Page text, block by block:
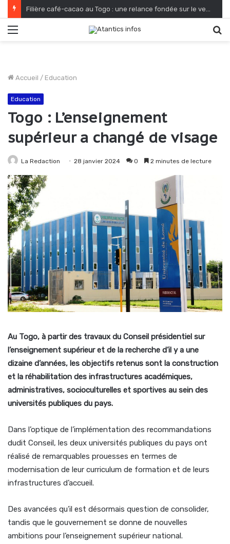
Filière café-cacao au Togo : une relance fondée sur le verdissement et la qualité
Accueil / Education
Education
Togo : L’enseignement
supérieur a changé de visage
La Redaction 28 janvier 2024 0 2 minutes de lecture
Au Togo, à partir des travaux du Conseil présidentiel sur
l’enseignement supérieur et de la recherche d’il y a une
dizaine d’années, les objectifs retenus sont la construction
et la réhabilitation des infrastructures académiques,
administratives, socioculturelles et sportives au sein des
universités publiques du pays.
Dans l’optique de l’implémentation des recommandations
dudit Conseil, les deux universités publiques du pays ont
réalisé de remarquables prouesses en termes de
modernisation de leur curriculum de formation et de leurs
infrastructures d’accueil.
Des avancées qu’il est désormais question de consolider,
tandis que le gouvernement se donne de nouvelles
ambitions pour l’enseignement supérieur national.